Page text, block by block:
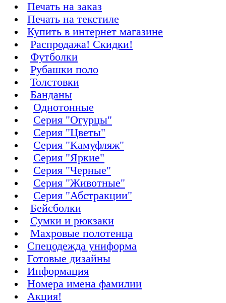
Печать на заказ
Печать на текстиле
Купить в интернет магазине
Распродажа! Скидки!
Футболки
Рубашки поло
Толстовки
Банданы
Однотонные
Серия "Огурцы"
Серия "Цветы"
Серия "Камуфляж"
Серия "Яркие"
Серия "Черные"
Серия "Животные"
Серия "Абстракции"
Бейсболки
Сумки и рюкзаки
Махровые полотенца
Cпецодежда униформа
Готовые дизайны
Информация
Номера имена фамилии
Акция!